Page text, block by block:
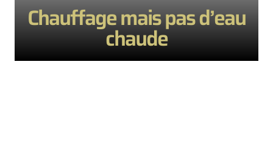
Chauffage mais pas d’eau
chaude